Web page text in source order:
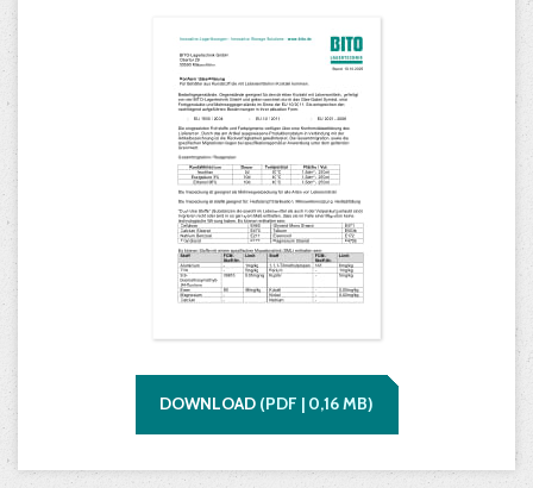
DOWNLOAD (PDF | 0,16MB)